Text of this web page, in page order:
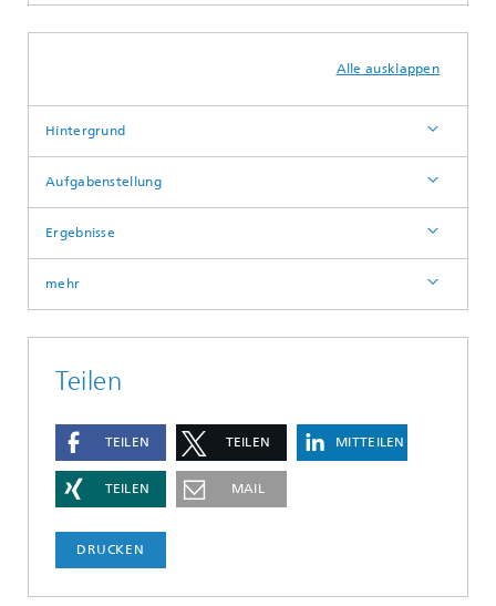
Alle ausklappen
Hintergrund
Aufgabenstellung
Ergebnisse
mehr
Teilen
TEILEN TEILEN MITTEILEN
TEILEN MAIL
DRUCKEN